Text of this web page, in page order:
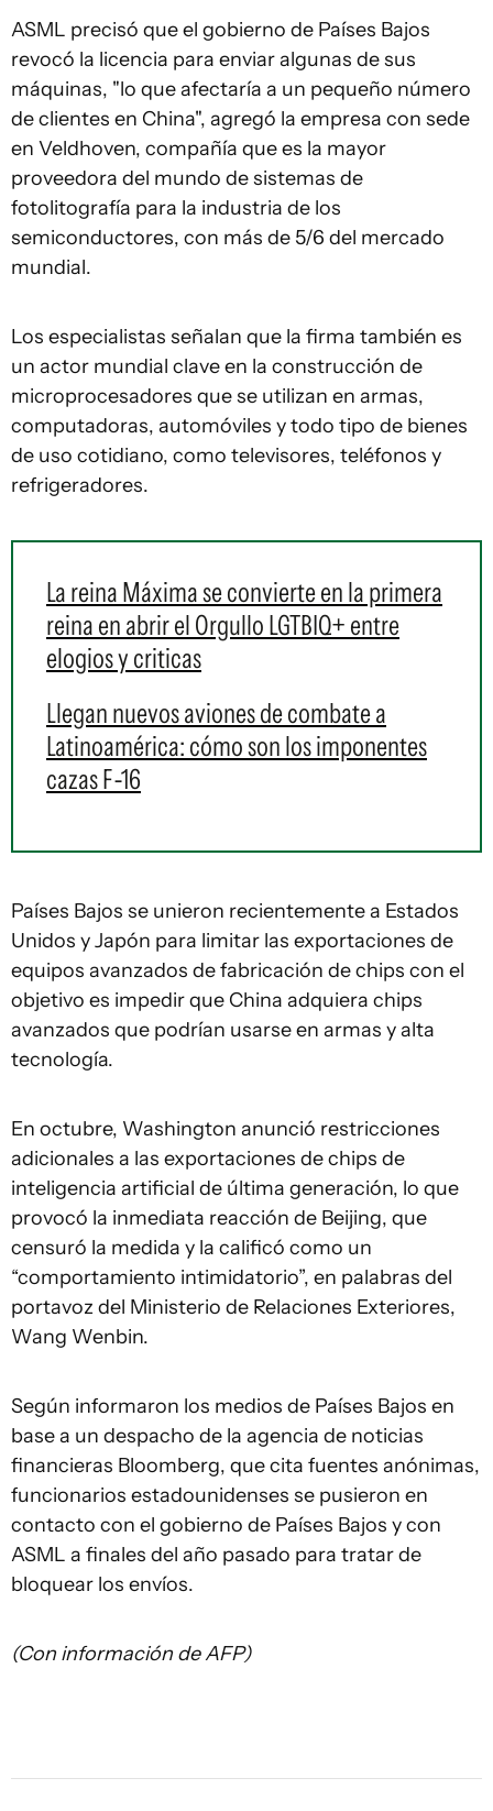
ASML precisó que el gobierno de Países Bajos
revocó la licencia para enviar algunas de sus
máquinas, "lo que afectaría a un pequeño número
de clientes en China", agregó la empresa con sede
en Veldhoven, compañía que es la mayor
proveedora del mundo de sistemas de
fotolitografía para la industria de los
semiconductores, con más de 5/6 del mercado
mundial.
Los especialistas señalan que la firma también es
un actor mundial clave en la construcción de
microprocesadores que se utilizan en armas,
computadoras, automóviles y todo tipo de bienes
de uso cotidiano, como televisores, teléfonos y
refrigeradores.
La reina Máxima se convierte en la primera
reina en abrir el Orgullo LGTBIQ+ entre
elogios y criticas
Llegan nuevos aviones de combate a
Latinoamérica: cómo son los imponentes
cazas F-16
Países Bajos se unieron recientemente a Estados
Unidos y Japón para limitar las exportaciones de
equipos avanzados de fabricación de chips con el
objetivo es impedir que China adquiera chips
avanzados que podrían usarse en armas y alta
tecnología.
En octubre, Washington anunció restricciones
adicionales a las exportaciones de chips de
inteligencia artificial de última generación, lo que
provocó la inmediata reacción de Beijing, que
censuró la medida y la calificó como un
“comportamiento intimidatorio”, en palabras del
portavoz del Ministerio de Relaciones Exteriores,
Wang Wenbin.
Según informaron los medios de Países Bajos en
base a un despacho de la agencia de noticias
financieras Bloomberg, que cita fuentes anónimas,
funcionarios estadounidenses se pusieron en
contacto con el gobierno de Países Bajos y con
ASML a finales del año pasado para tratar de
bloquear los envíos.
(Con información de AFP)